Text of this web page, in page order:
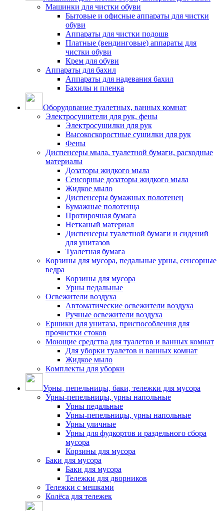
Машинки для чистки обуви
Бытовые и офисные аппараты для чистки
обуви
Аппараты для чистки подошв
Платные (вендинговые) аппараты для
чистки обуви
Крем для обуви
Аппараты для бахил
Аппараты для надевания бахил
Бахилы и пленка
Оборудование туалетных, ванных комнат
Электросушители для рук, фены
Электросушилки для рук
Высокоскоростные сушилки для рук
Фены
Диспенсеры мыла, туалетной бумаги, расходные
материалы
Дозаторы жидкого мыла
Сенсорные дозаторы жидкого мыла
Жидкое мыло
Диспенсеры бумажных полотенец
Бумажные полотенца
Протирочная бумага
Нетканый материал
Диспенсеры туалетной бумаги и сидений
для унитазов
Туалетная бумага
Корзины для мусора, педальные урны, сенсорные
ведра
Корзины для мусора
Урны педальные
Освежители воздуха
Автоматические освежители воздуха
Ручные освежители воздуха
Ершики для унитаза, приспособления для
прочистки стоков
Моющие средства для туалетов и ванных комнат
Для уборки туалетов и ванных комнат
Жидкое мыло
Комплекты для уборки
Урны, пепельницы, баки, тележки для мусора
Урны-пепельницы, урны напольные
Урны педальные
Урны-пепельницы, урны напольные
Урны уличные
Урны для фудкортов и раздельного сбора
мусора
Корзины для мусора
Баки для мусора
Баки для мусора
Тележки для дворников
Тележки с мешками
Колёса для тележек